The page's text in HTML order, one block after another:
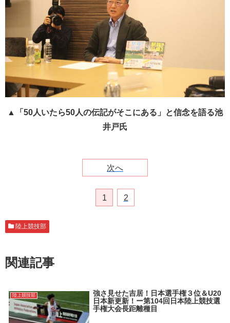
▲「50人いたら50人の伝記がそこにある」と信念を語る池
井戸氏
次へ
1 2
陸上競技部
関連記事
陸上競技部
強さ見せた吉居！日本選手権３位＆U20
日本新更新！ー第104回日本陸上競技選
手権大会長距離種目